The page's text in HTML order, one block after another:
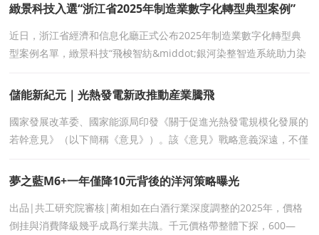
緻景科技入選“浙江省2025年制造業數字化轉型典型案例”
近日，浙江省經濟和信息化廳正式公布2025年制造業數字化轉型典
型案例名單，緻景科技“飛梭智紡&middot;銀河染整智造系統助力染
儲能新紀元｜光熱發電新政推動産業騰飛
國家發展改革委、國家能源局印發《關于促進光熱發電規模化發展的
若幹意見》（以下簡稱《意見》）。該《意見》戰略意義深遠，不僅
夢之藍M6+一年僅降10元背後的洋河策略曝光
出品|共工研究院審核|蔺相如在白酒行業深度調整的2025年，價格
倒挂與消費降級幾乎成爲行業共識。千元價格帶整體下探，600—